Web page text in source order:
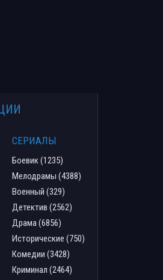
СЕРИАЛЫ
Боевик (1235)
Мелодрамы (4388)
Военный (329)
Детектив (2562)
Драма (6856)
Исторические (750)
Комедии (3428)
Криминал (2464)